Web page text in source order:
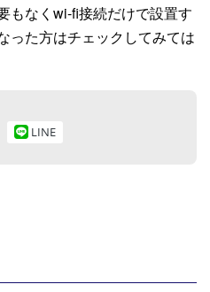
もなくwi-fi接続だけで設置す
った方はチェックしてみては
LINE